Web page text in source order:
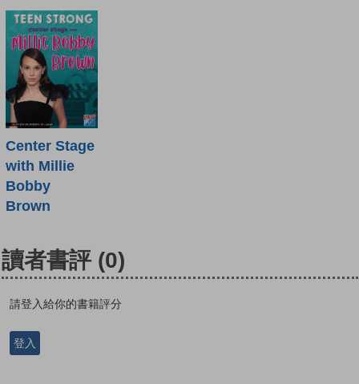
Center Stage
with Millie
Bobby
Brown
讀者書評 (0)
請登入給你的書籍評分
登入